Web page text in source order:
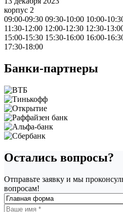
корпус 2
09:00-09:30 09:30-10:00 10:00-
11:30-12:00 12:00-12:30 12:30-
15:00-15:30 15:30-16:00 16:00-
17:30-18:00
Банки-партнеры
Остались вопросы?
Отправьте заявку и мы
вопросам!